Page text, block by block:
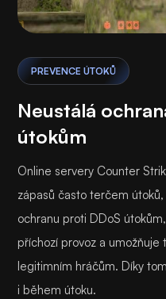
PREVENCE ÚTOKŮ
Neustálá
útokům
Online servery Counter
zápasů často terčem
ochranu proti DDoS
příchozí provoz a
legitimním hráčům. Díky
i během útoku.